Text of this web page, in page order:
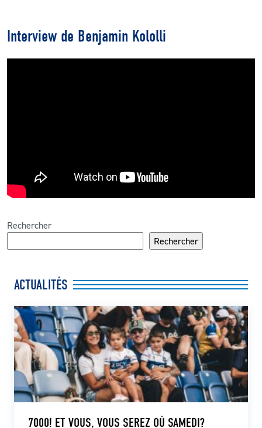
Interview de Benjamin Kololli
Rechercher
Rechercher
ACTUALITÉS
7000! ET VOUS, VOUS SEREZ OÙ SAMEDI?